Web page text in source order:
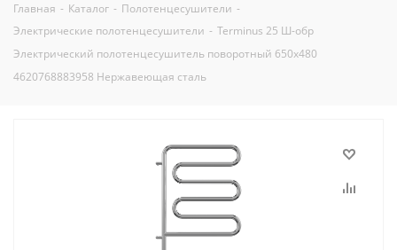
Главная - Каталог - Полотенцесушители -
Электрические полотенцесушители - Terminus 25 Ш-обр
Электрический полотенцесушитель поворотный 650х480
4620768883958 Нержавеющая сталь